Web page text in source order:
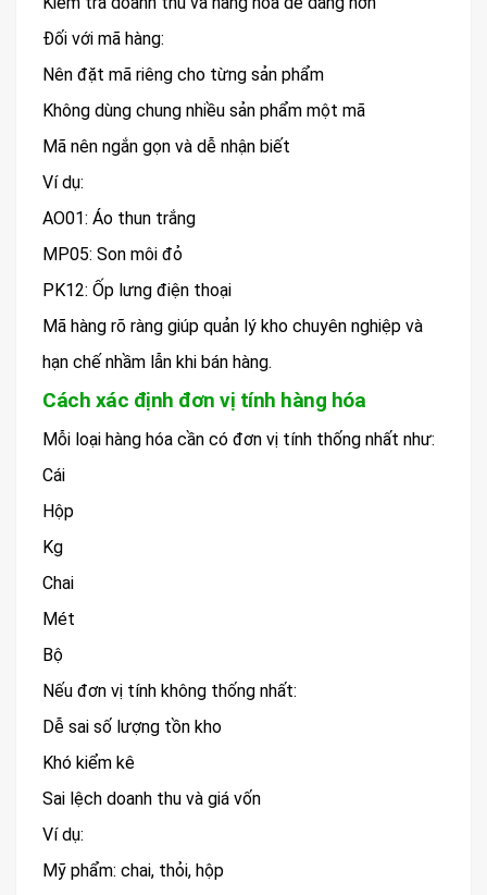
Đối với mã hàng:
Nên đặt mã riêng cho từng sản phẩm
Không dùng chung nhiều sản phẩm một mã
Mã nên ngắn gọn và dễ nhận biết
Ví dụ:
AO01: Áo thun trắng
MP05: Son môi đỏ
PK12: Ốp lưng điện thoại
Mã hàng rõ ràng giúp quản lý kho chuyên nghiệp và
hạn chế nhầm lẫn khi bán hàng.
Cách xác định đơn vị tính hàng hóa
Mỗi loại hàng hóa cần có đơn vị tính thống nhất như:
Cái
Hộp
Kg
Chai
Mét
Bộ
Nếu đơn vị tính không thống nhất:
Dễ sai số lượng tồn kho
Khó kiểm kê
Sai lệch doanh thu và giá vốn
Ví dụ:
Mỹ phẩm: chai, thỏi, hộp